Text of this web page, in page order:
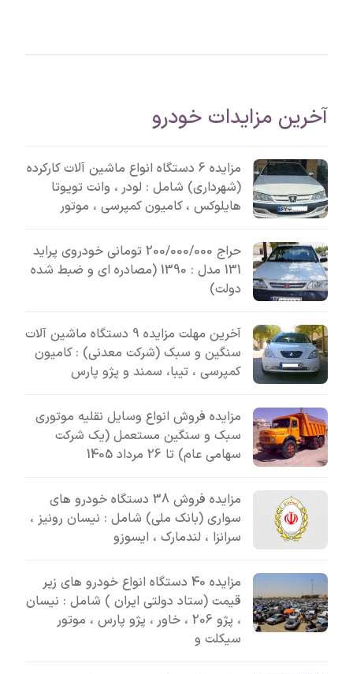
آخرین مزایدات خودرو
مزایده 6 دستگاه انواع ماشین آلات کارکرده
(شهرداری) شامل : لودر ، وانت تویوتا
هایلوکس ، کامیون کمپرسی ، موتور
حراج 200/000/000 تومانی خودروی پراید
131 مدل : 1390 (مصادره ای و ضبط شده
دولت)
آخرین مهلت مزایده 9 دستگاه ماشین آلات
سنگین و سبک (شرکت معدنی) : کامیون
کمپرسی ، تیبا، سمند و پژو پارس
مزایده فروش انواع وسایل نقلیه موتوری
سبک و سنگین مستعمل (یک شرکت
سهامی عام) تا 26 مرداد 1405
مزایده فروش 38 دستگاه خودرو های
سواری (بانک ملی) شامل : نیسان رونیز ،
سرانزا ، لندمارک ، ایسوزو
مزایده 40 دستگاه انواع خودرو های زیر
قیمت (ستاد دولتی ایران ) شامل : نیسان
، پژو 206 ، خاور ، پژو پارس ، موتور
سیکلت و